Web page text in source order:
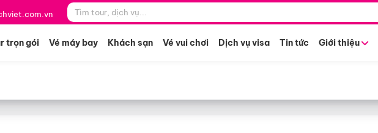
trọn gói Vé máy bay Khách sạn Vé vui chơi Dịch vụ visa Tin tức Giới thiệu